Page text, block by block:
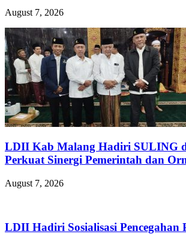
August 7, 2026
LDII Kab Malang Hadiri SULING
Perkuat Sinergi Pemerintah dan
August 7, 2026
LDII Hadiri Sosialisasi Pencegahan